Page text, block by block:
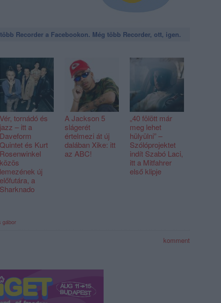
Recorder a Facebookon. Még több Recorder, ott, igen.
Vér, tornádó és
jazz – itt a
Daveform
Quintet és Kurt
Rosenwinkel
közös
lemezének új
előfutára, a
Sharknado
A Jackson 5
slágerét
értelmezi át új
dalában Xike: itt
az ABC!
„40 fölött már
meg lehet
hülyülni” –
Szólóprojektet
indít Szabó Laci,
itt a Mitfahrer
első klipje
gábor
komment